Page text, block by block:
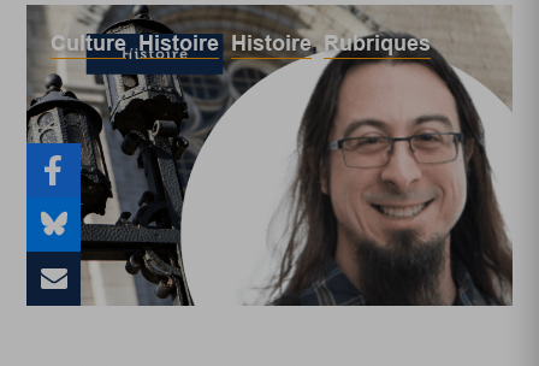
Culture, Histoire, Histoire, Rubriques